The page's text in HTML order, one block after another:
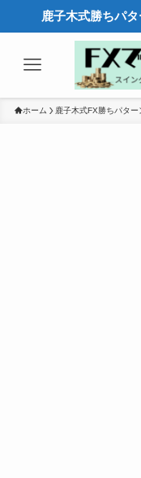
鹿子木式勝ちパ
ホーム 鹿子木式FX勝ちパター